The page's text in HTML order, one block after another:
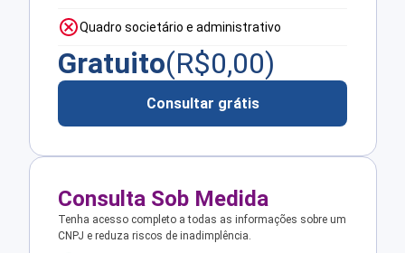
Quadro societário e administrativo
Gratuito(R$0,00)
Consultar grátis
Consulta Sob Medida
Tenha acesso completo a todas as informações sobre um
CNPJ e reduza riscos de inadimplência.